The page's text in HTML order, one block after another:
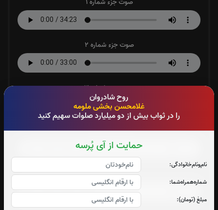
روح شادروان
غلامحسن بخشی ملومه
را در ثواب بیش از دو میلیارد صلوات سهیم کنید
حمایت از آی پُرسه
نام‌و‌نام‌خانوادگی:
شماره‌همراه‌شما:
مبلغ (تومان):
صوت جزء شماره 2
صوت جزء شماره 3
صوت جزء شماره 4
صوت جزء شماره 5